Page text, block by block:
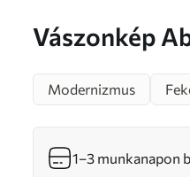
Modernizmus
1–3 munkanapon